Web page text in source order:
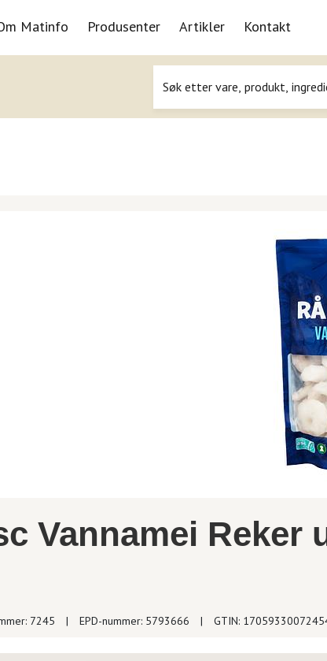
Matinfo Produsenter Artikler Kontakt
Vannamei Reker
7245 | EPD-nummer: 5793666 | GTIN: